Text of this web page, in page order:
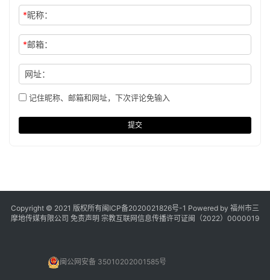
*昵称：
*邮箱：
网址：
记住昵称、邮箱和网址，下次评论免输入
提交
Copyright © 2021 版权所有闽ICP备2020021826号-1 Powered by 福州市三
摩地传媒有限公司 免责声明 宗教互联网信息传播许可证闽（2022）0000019
闽公网安备 35010202001585号